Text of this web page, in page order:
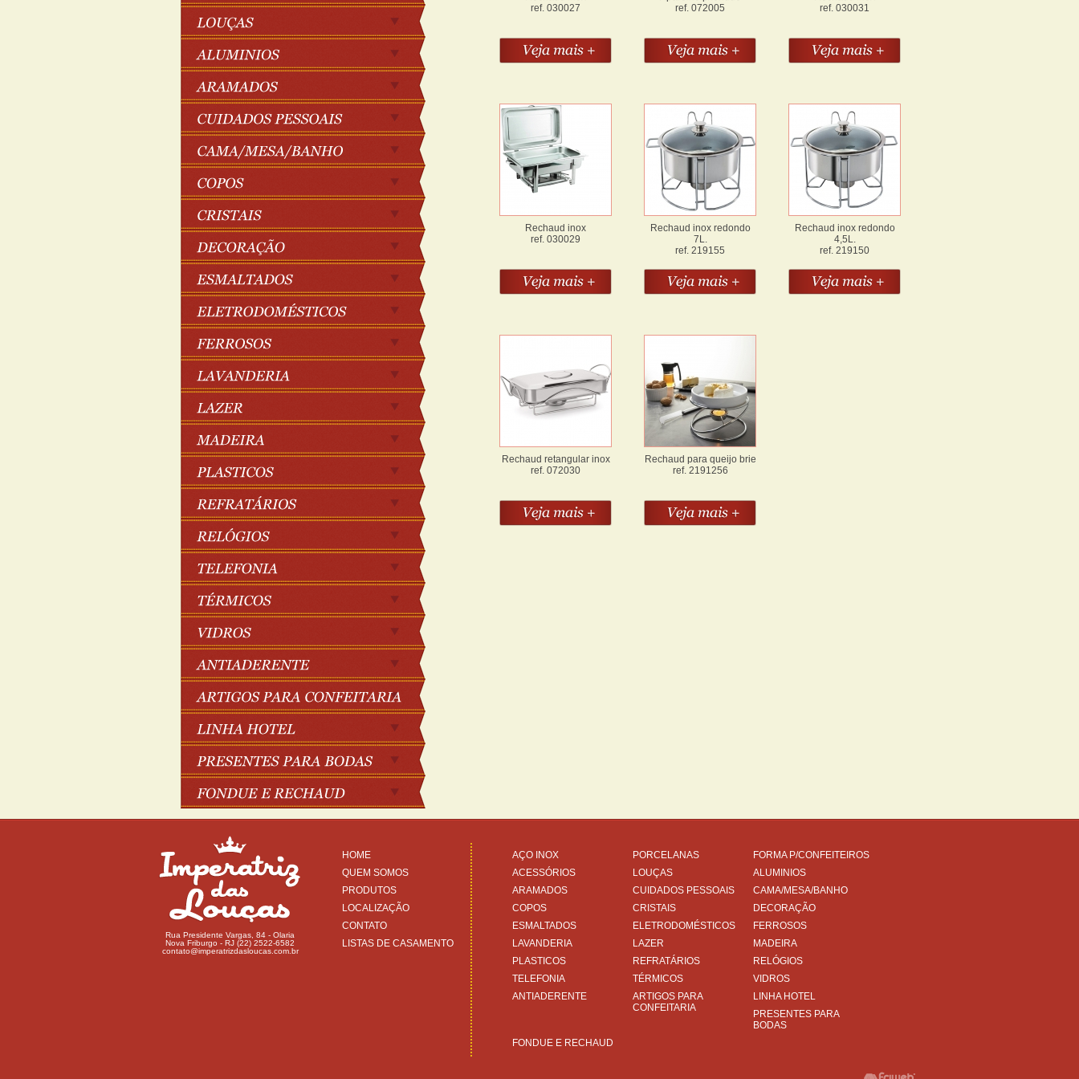
ref. 030027
ref. 072005
ref. 030031
Rechaud inox
ref. 030029
Rechaud inox redondo
7L.
ref. 219155
Rechaud inox redondo
4,5L.
ref. 219150
Rechaud retangular inox
ref. 072030
Rechaud para queijo brie
ref. 2191256
Rua Presidente Vargas, 84 - Olaria
Nova Friburgo - RJ (22) 2522-6582
contato@imperatrizdasloucas.com.br
HOME
QUEM SOMOS
PRODUTOS
LOCALIZAÇÃO
CONTATO
LISTAS DE CASAMENTO
AÇO INOX PORCELANAS
FORMA P/CONFEITEIROS
ACESSÓRIOS
LOUÇAS
ALUMINIOS
ARAMADOS
CUIDADOS PESSOAIS
CAMA/MESA/BANHO
COPOS
CRISTAIS
DECORAÇÃO
ESMALTADOS
ELETRODOMÉSTICOS
FERROSOS
LAVANDERIA
LAZER
MADEIRA
PLASTICOS
REFRATÁRIOS
RELÓGIOS
TELEFONIA
TÉRMICOS
VIDROS
ANTIADERENTE
ARTIGOS PARA
CONFEITARIA
LINHA HOTEL
PRESENTES PARA
BODAS
FONDUE E RECHAUD